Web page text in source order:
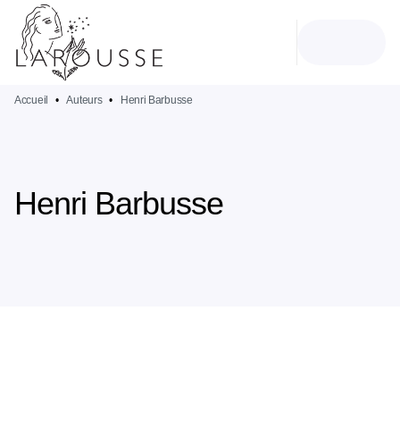
MENU
PIED DE PAGE
Accueil • Auteurs • Henri Barbusse
Henri Barbusse